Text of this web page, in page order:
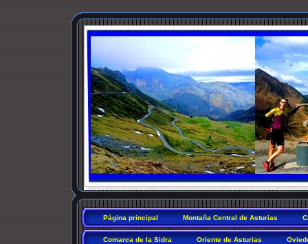
Página principal Montaña Central de Asturias
Comarca de la Sidra Oriente de Asturias